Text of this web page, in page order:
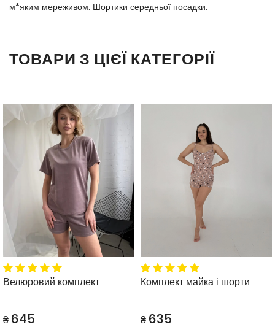
м*яким мереживом. Шортики середньої посадки.
ТОВАРИ З ЦІЄЇ КАТЕГОРІЇ
Велюровий комплект
₴ 645
Комплект майка і шорти
₴ 635